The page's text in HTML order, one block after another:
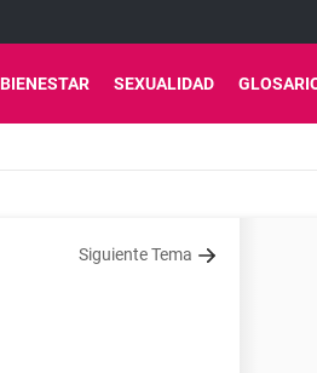
BIENESTAR SEXUALIDAD
Siguiente Tema